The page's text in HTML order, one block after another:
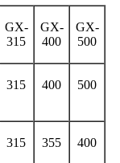
GX-
315
GX-
400
GX-
500
315 400 500
315 355 400